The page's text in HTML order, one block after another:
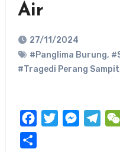
Air
27/11/2024
#Panglima Burung,
#Tragedi Perang Sampit
FacebookTwitter